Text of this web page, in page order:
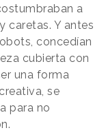
a
caretas. Y antes
concedían
cubierta con
una forma
se
para no